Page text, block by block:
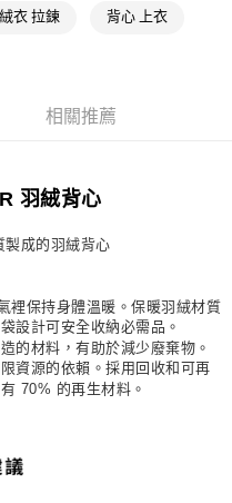
費
費
衣 拉鍊 背心 上衣
相關推薦
羽絨背心
製成的羽絨背心
裡保持身體溫暖。保暖羽絨材質
設計可安全收納必需品。
的材料，有助於減少廢棄物。
資源的依賴。採用回收和可再
70% 的再生材料。